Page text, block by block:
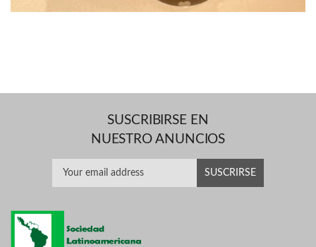
SUSCRIBIRSE EN
NUESTRO ANUNCIOS